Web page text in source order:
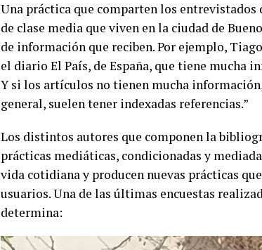
Una práctica que comparten los entrevistados
de clase media que viven en la ciudad de
de información que reciben. Por ejemplo,
el diario El País, de España, que tiene mucha
Y si los artículos no tienen mucha
general, suelen tener indexadas referencias.”
Los distintos autores que componen la
prácticas mediáticas, condicionadas y
vida cotidiana y producen nuevas prácticas
usuarios. Una de las últimas encuestas
determina: